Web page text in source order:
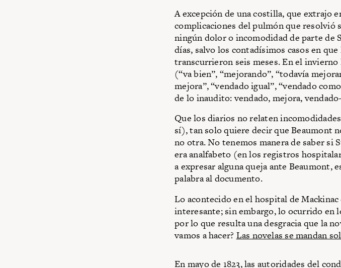
A excepción de una costilla, que extrajo
complicaciones del pulmón que resolvió
ningún dolor o incomodidad de parte de
días, salvo los contadísimos casos en
transcurrieron seis meses. En el
(“va bien”, “mejorando”, “todavía
mejora”, “vendado igual”, “vendado
de lo inaudito: vendado, mejora,
Que los diarios no relaten
sí), tan solo quiere decir que Beaumont
no otra. No tenemos manera de saber si
era analfabeto (en los registros
a expresar alguna queja ante Beaumont,
palabra al documento.
Lo acontecido en el hospital de
interesante; sin embargo, lo ocurrido en
por lo que resulta una desgracia que la
vamos a hacer? Las novelas se mandan
En mayo de 1823, las autoridades del